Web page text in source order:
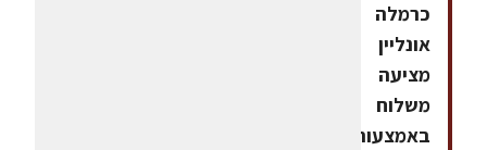
כרמלה
אונליין
מציעה
משלוח
באמצעות